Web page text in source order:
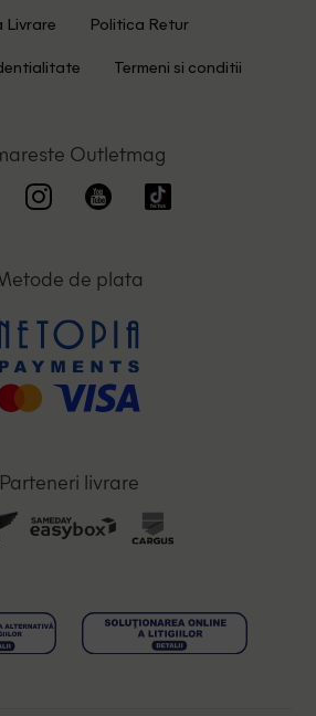
Livrare Politica Retur
Termeni si conditii
Outletmag
de plata
Parteneri livrare